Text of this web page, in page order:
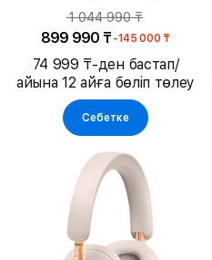
Sand
1 044 990 ₸
899 990 ₸ -145 000 ₸
74 999 ₸-ден бастап/
айына 12 айға бөліп төлеу
Себетке